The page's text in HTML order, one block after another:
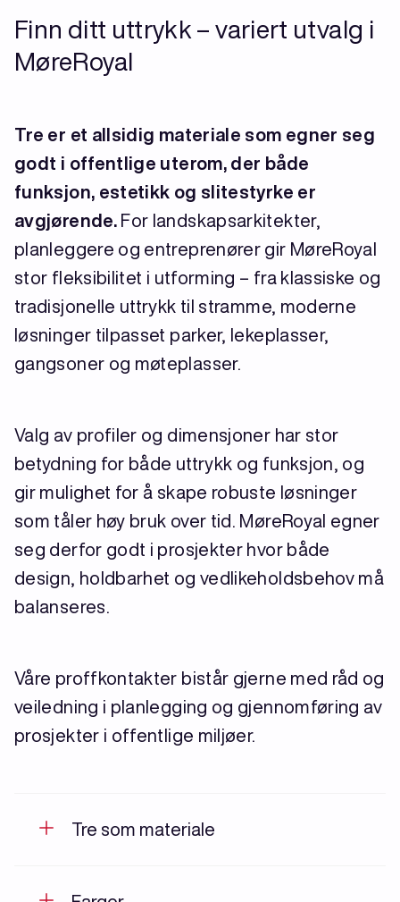
Finn ditt uttrykk – variert utvalg i
MøreRoyal
Tre er et allsidig materiale som egner seg
godt i offentlige uterom, der både
funksjon, estetikk og slitestyrke er
avgjørende.For landskapsarkitekter,
planleggere og entreprenører gir MøreRoyal
stor fleksibilitet i utforming – fra klassiske og
tradisjonelle uttrykk til stramme, moderne
løsninger tilpasset parker, lekeplasser,
gangsoner og møteplasser.
Valg av profiler og dimensjoner har stor
betydning for både uttrykk og funksjon, og
gir mulighet for å skape robuste løsninger
som tåler høy bruk over tid. MøreRoyal egner
seg derfor godt i prosjekter hvor både
design, holdbarhet og vedlikeholdsbehov må
balanseres.
Våre proffkontakter bistår gjerne med råd og
veiledning i planlegging og gjennomføring av
prosjekter i offentlige miljøer.
Tre som materiale